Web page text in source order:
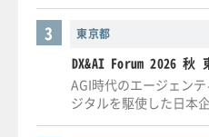
東京都
3
DX&AI Forum 2026 秋
AGI時代のエージェン
ジタルを駆使した日本